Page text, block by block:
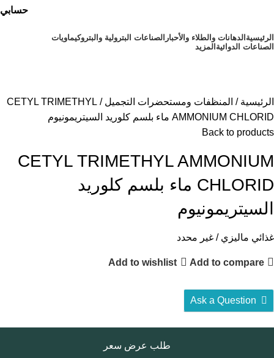
حسابي
الرئيسية ⁠الدهانات والطلاء والأحبار الصناعات البترولية والبتروكيماويات
الصناعات الدوائية المزيد
الرئيسية المنظفات ومستحضرات التجميل CETYL TRIMETHYL
AMMONIUM CHLORID ماء بلسم كلوريد السيتريمونيوم
Back to products
CETYL TRIMETHYL AMMONIUM
CHLORID ماء بلسم كلوريد
السيتريمونيوم
غذائي ماليزي / غير محدد
Add to compare
Add to wishlist
Ask a Question
طلب عرض سعر